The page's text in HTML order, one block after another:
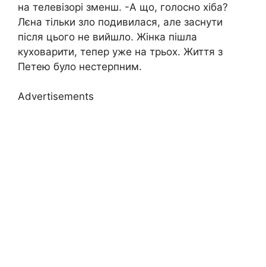
на телевізорі зменш. -А що, голосно хіба?
Лєна тільки зло подивилася, але заснути
після цього не вийшло. Жінка пішла
куховарити, тепер уже на трьох. Життя з
Петею було нестерпним.
Advertisements